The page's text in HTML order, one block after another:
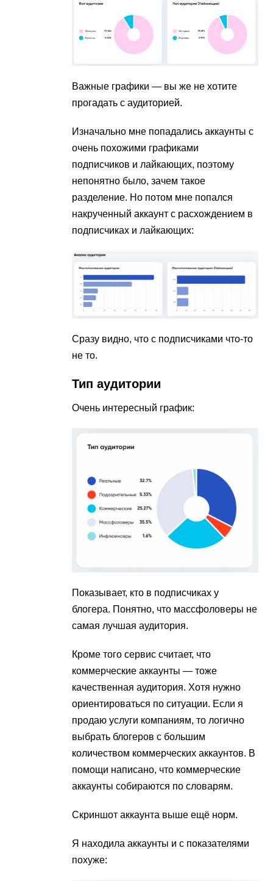
Важные графики — вы же не хотите
прогадать с аудиторией.
Изначально мне попадались аккаунты с
очень похожими графиками
подписчиков и лайкающих, поэтому
непонятно было, зачем такое
разделение. Но потом мне попался
накрученный аккаунт с расхождением в
подписчиках и лайкающих:
Сразу видно, что с подписчиками что-то
не то.
Тип аудитории
Очень интересный график:
Показывает, кто в подписчиках у
блогера. Понятно, что массфоловеры не
самая лучшая аудитория.
Кроме того сервис считает, что
коммерческие аккаунты — тоже
качественная аудитория. Хотя нужно
ориентироваться по ситуации. Если я
продаю услуги компаниям, то логично
выбрать блогеров с большим
количеством коммерческих аккаунтов. В
помощи написано, что коммерческие
аккаунты собираются по словарям.
Скриншот аккаунта выше ещё норм.
Я находила аккаунты и с показателями
похуже: